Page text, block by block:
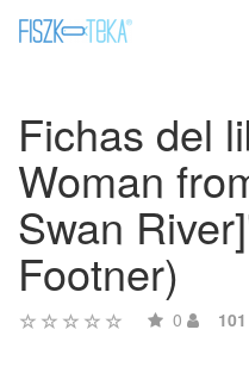
Fichas del
Woman
Swan
Footner)
0